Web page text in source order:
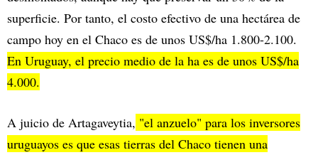
superficie. Por tanto, el costo efectivo de una hectárea de
campo hoy en el Chaco es de unos US$/ha 1.800-2.100.
En Uruguay, el precio medio de la ha es de unos US$/ha
4.000.
A juicio de Artagaveytia, "el anzuelo" para los inversores
uruguayos es que esas tierras del Chaco tienen una